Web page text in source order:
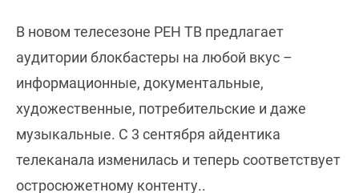
В новом телесезоне РЕН ТВ предлагает
аудитории блокбастеры на любой вкус –
информационные, документальные,
художественные, потребительские и даже
музыкальные. С 3 сентября айдентика
телеканала изменилась и теперь соответствует
остросюжетному контенту..